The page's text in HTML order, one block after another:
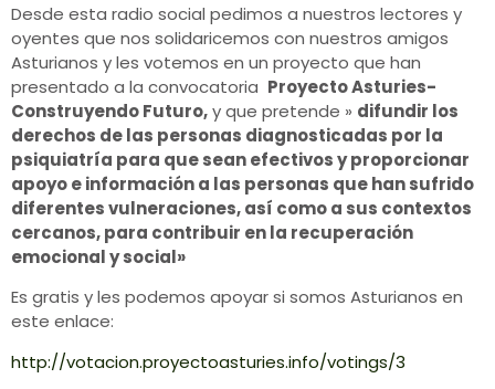
Desde esta radio social pedimos a nuestros lectores y
oyentes que nos solidaricemos con nuestros amigos
Asturianos y les votemos en un proyecto que han
presentado a la convocatoria Proyecto Asturies-
Construyendo Futuro,y que pretende » difundir los
derechos de las personas diagnosticadas por la
psiquiatría para que sean efectivos y proporcionar
apoyo e información a las personas que han sufrido
diferentes vulneraciones, así como a sus contextos
cercanos, para contribuir en la recuperación
emocional y social»
Es gratis y les podemos apoyar si somos Asturianos en
este enlace:
http://votacion.proyectoasturies.info/votings/3